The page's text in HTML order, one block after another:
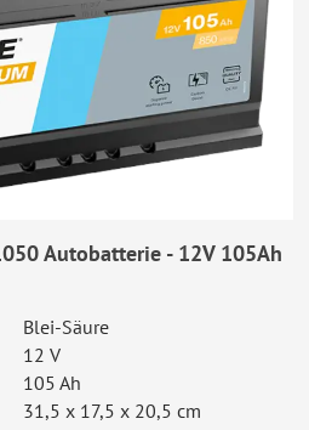
Autobatterie - 12V 105Ah
Blei-Säure
12 V
105 Ah
31,5 x 17,5 x 20,5 cm